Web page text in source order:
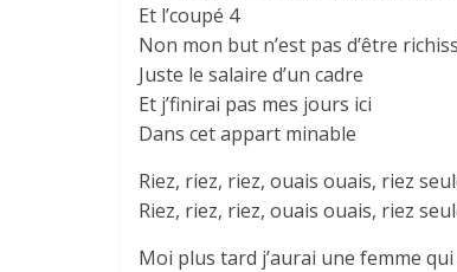
Et l’coupé 4
Non mon but n’est pas d’être
Juste le salaire d’un cadre
Et j’finirai pas mes jours ici
Dans cet appart minable
Riez, riez, riez, ouais ouais, riez
Riez, riez, riez, ouais ouais, riez
Moi plus tard j’aurai une femme qui